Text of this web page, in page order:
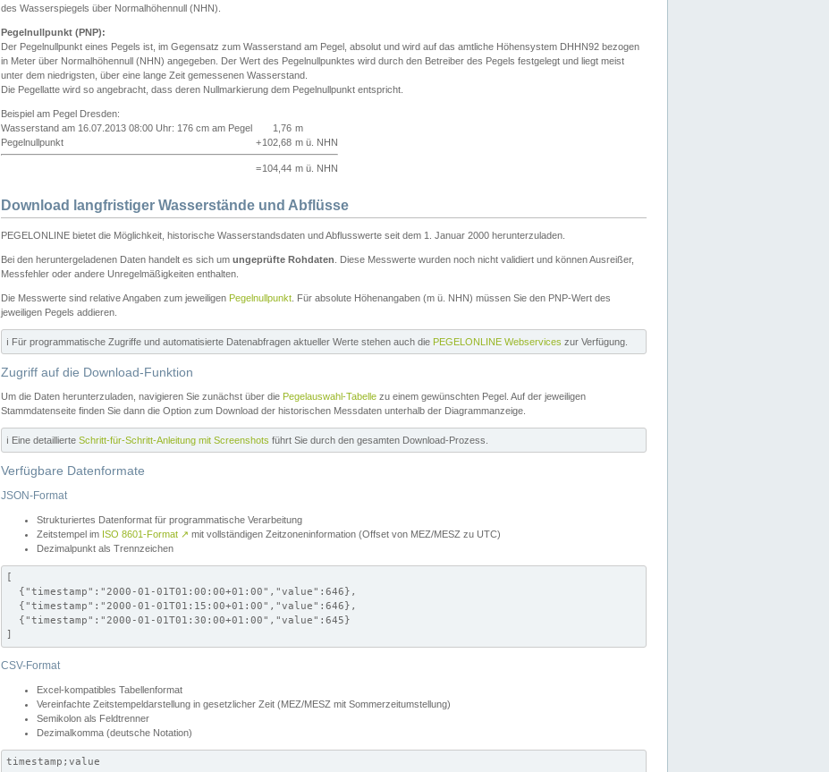
des Wasserspiegels über Normalhöhennull (NHN).
Pegelnullpunkt (PNP):
Der Pegelnullpunkt eines Pegels ist, im Gegensatz zum Wasserstand am Pegel, absolut und wird auf das amtliche Höhensystem DHHN92 bezogen
in Meter über Normalhöhennull (NHN) angegeben. Der Wert des Pegelnullpunktes wird durch den Betreiber des Pegels festgelegt und liegt meist
unter dem niedrigsten, über eine lange Zeit gemessenen Wasserstand.
Die Pegellatte wird so angebracht, dass deren Nullmarkierung dem Pegelnullpunkt entspricht.
Beispiel am Pegel Dresden:
Wasserstand am 16.07.2013 08:00 Uhr: 176 cm am Pegel
1,76 m
Pegelnullpunkt
+102,68 m ü. NHN
=104,44 m ü. NHN
Download langfristiger Wasserstände und Abflüsse
PEGELONLINE bietet die Möglichkeit, historische Wasserstandsdaten und Abflusswerte seit dem 1. Januar 2000 herunterzuladen.
Bei den heruntergeladenen Daten handelt es sich um ungeprüfte Rohdaten . Diese Messwerte wurden noch nicht validiert und können Ausreißer,
Messfehler oder andere Unregelmäßigkeiten enthalten.
Die Messwerte sind relative Angaben zum jeweiligen Pegelnullpunkt . Für absolute Höhenangaben (m ü. NHN) müssen Sie den PNP-Wert des
jeweiligen Pegels addieren.
ℹ️ Für programmatische Zugriffe und automatisierte Datenabfragen aktueller Werte stehen auch die PEGELONLINE Webservices zur Verfügung.
Zugriff auf die Download-Funktion
Um die Daten herunterzuladen, navigieren Sie zunächst über die Pegelauswahl-Tabelle zu einem gewünschten Pegel. Auf der jeweiligen
Stammdatenseite finden Sie dann die Option zum Download der historischen Messdaten unterhalb der Diagrammanzeige.
ℹ️ Eine detaillierte Schritt-für-Schritt-Anleitung mit Screenshots führt Sie durch den gesamten Download-Prozess.
Verfügbare Datenformate
JSON-Format
Strukturiertes Datenformat für programmatische Verarbeitung
Zeitstempel im ISO 8601-Format ↗ mit vollständigen Zeitzoneninformation (Offset von MEZ/MESZ zu UTC)
Dezimalpunkt als Trennzeichen
[
  {"timestamp":"2000-01-01T01:00:00+01:00","value":646},
  {"timestamp":"2000-01-01T01:15:00+01:00","value":646},
  {"timestamp":"2000-01-01T01:30:00+01:00","value":645}
]
CSV-Format
Excel-kompatibles Tabellenformat
Vereinfachte Zeitstempeldarstellung in gesetzlicher Zeit (MEZ/MESZ mit Sommerzeitumstellung)
Semikolon als Feldtrenner
Dezimalkomma (deutsche Notation)
timestamp;value